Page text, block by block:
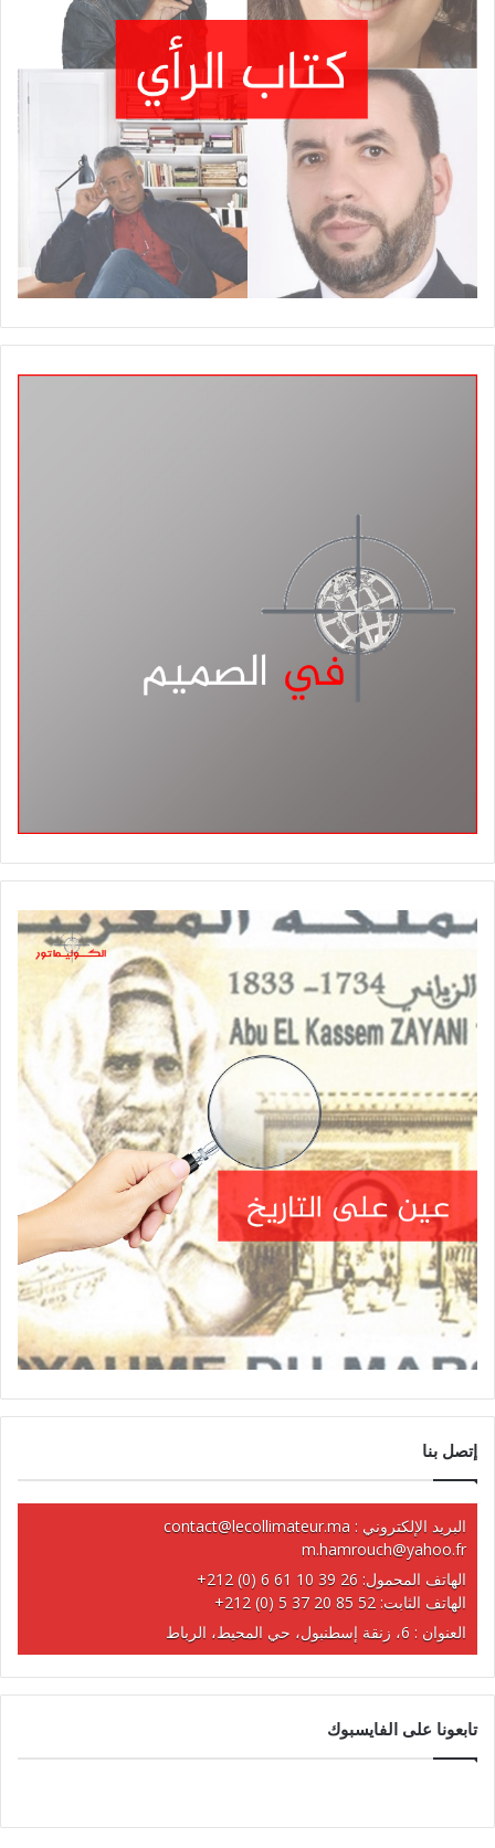
إتصل بنا
البريد الإلكتروني : contact@lecollimateur.ma
m.hamrouch@yahoo.fr
الهاتف المحمول: +212 (0) 6 61 10 39 26
الهاتف الثابت: +212 (0) 5 37 20 85 52
العنوان : 6، زنقة إسطنبول، حي المحيط، الرباط
تابعونا على الفايسبوك